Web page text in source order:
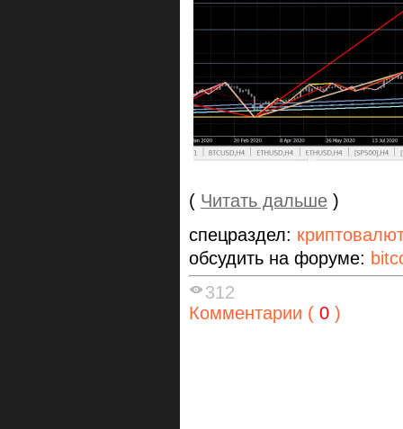
( Читать дальше )
спецраздел:
обсудить на форуме:
312
Комментарии ( 0 )